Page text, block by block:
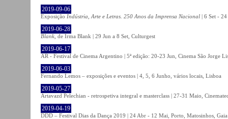
2019-09-06
Exposição Indústria, Arte e Letras. 250 Anos da Imprensa Nacional | 6 Set -
2019-06-28
Blank , de Irma Blank | 29 Jun a 8 Set, Culturgest
2019-06-17
AR - Festival de Cinema Argentino | 5ª edição: 20-23 Jun, Cinema São Jorge
2019-06-03
Fernando Lemos – exposições e eventos | 4, 5, 6 Junho, vários locais, Lisboa
2019-05-27
Artavazd Pelechian - retrospetiva integral e masterclass | 27-31 Maio,
2019-04-19
DDD – Festival Dias da Dança 2019 | 24 Abr - 12 Mai, Porto, Matosinhos, Gaia